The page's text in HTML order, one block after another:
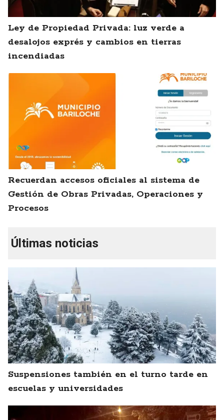
Ley de Propiedad Privada: luz verde a
desalojos exprés y cambios en tierras
incendiadas
Recuerdan accesos oficiales al sistema de
Gestión de Obras Privadas, Operaciones y
Procesos
Últimas noticias
Suspensiones también en el turno tarde en
escuelas y universidades